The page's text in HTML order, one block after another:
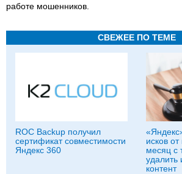
работе мошенников.
СВЕЖЕЕ ПО ТЕМЕ
ROC Backup получил
сертификат совместимости
Яндекс 360
исков
месяц с
удалить
контент